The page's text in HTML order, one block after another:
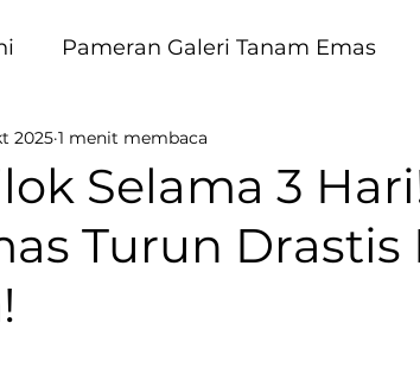
Pameran Galeri Tanam Emas
Selama 3
Turun Drastis
2025 1 menit membaca